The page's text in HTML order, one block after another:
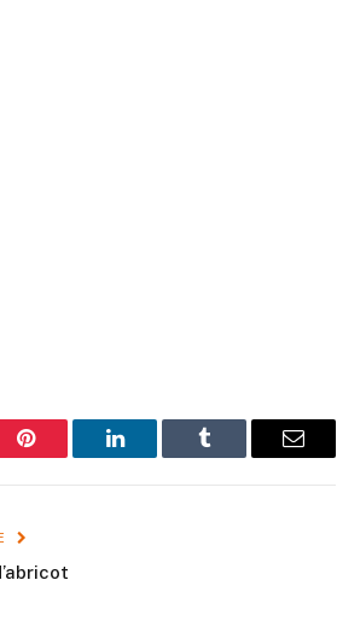
Pinterest LinkedIn Tumblr Email